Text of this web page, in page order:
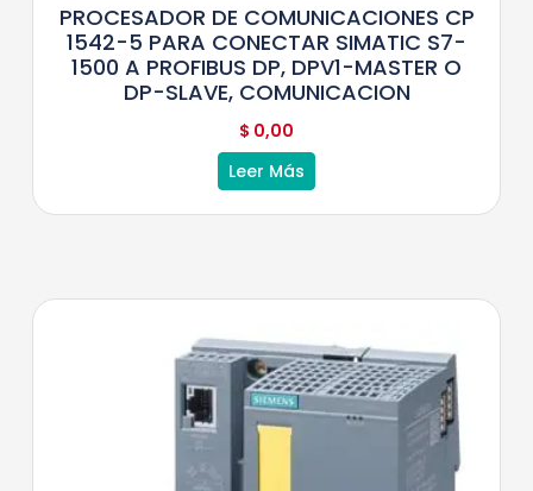
PROCESADOR DE COMUNICACIONES CP
1542-5 PARA CONECTAR SIMATIC S7-
1500 A PROFIBUS DP, DPV1-MASTER O
DP-SLAVE, COMUNICACION
$ 0,00
Leer Más